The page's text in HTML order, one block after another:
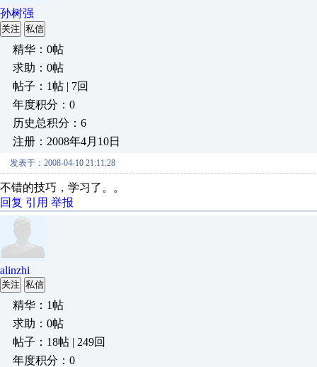
孙树强
关注 私信
精华：0帖
求助：0帖
帖子：1帖 | 7回
年度积分：0
历史总积分：6
注册：2008年4月10日
发表于：2008-04-10 21:11:28
不错的技巧，学习了。。
回复 引用 举报
alinzhi
关注 私信
精华：1帖
求助：0帖
帖子：18帖 | 249回
年度积分：0